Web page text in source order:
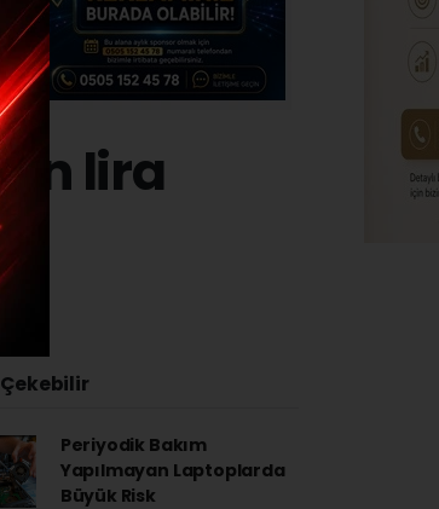
lira
Periyodik Bakım
Yapılmayan Laptoplarda
Büyük Risk